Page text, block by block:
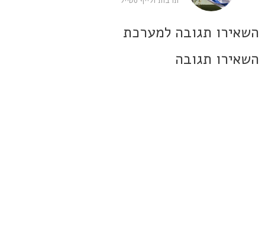
השאירו תגובה למערכת
השאירו תגובה